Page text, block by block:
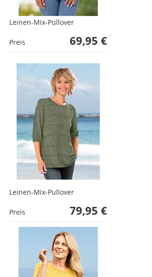
Leinen-Mix-Pullover
Preis 69,95 €
Leinen-Mix-Pullover
Preis 79,95 €